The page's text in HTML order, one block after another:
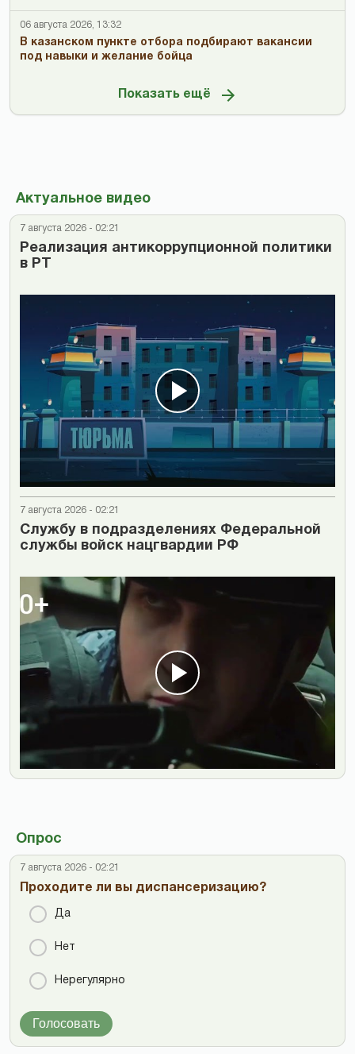
06 августа 2026, 13:32
В казанском пункте отбора подбирают вакансии
под навыки и желание бойца
Показать ещё
Актуальное видео
7 августа 2026 - 02:21
Реализация антикоррупционной политики
в РТ
7 августа 2026 - 02:21
Cлужбу в подразделениях Федеральной
службы войск нацгвардии РФ
Опрос
7 августа 2026 - 02:21
Проходите ли вы диспансеризацию?
Да
Нет
Нерегулярно
Голосовать